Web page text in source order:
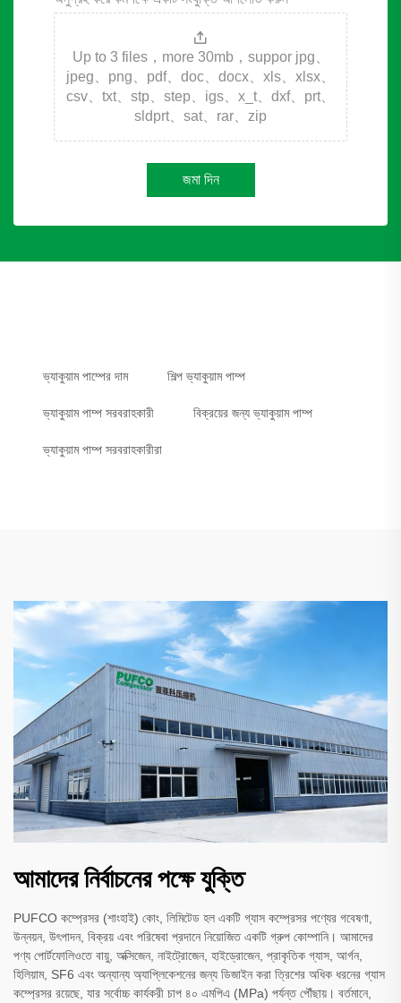
Up to 3 files，more 30mb，suppor jpg、
jpeg、png、pdf、doc、docx、xls、xlsx、
csv、txt、stp、step、igs、x_t、dxf、prt、
sldprt、sat、rar、zip
জমা দিন
ভ্যাকুয়াম পাম্পের দাম শিল্প ভ্যাকুয়াম পাম্প
ভ্যাকুয়াম পাম্প সরবরাহকারী বিক্রয়ের জন্য ভ্যাকুয়াম পাম্প
ভ্যাকুয়াম পাম্প সরবরাহকারীরা
আমাদের নির্বাচনের পক্ষে যুক্তি
PUFCO কম্প্রেসর (শাংহাই) কোং, লিমিটেড হল একটি গ্যাস কম্প্রেসর পণ্যের গবেষণা,
উন্নয়ন, উৎপাদন, বিক্রয় এবং পরিষেবা প্রদানে নিয়োজিত একটি গ্রুপ কোম্পানি। আমাদের
পণ্য পোর্টফোলিওতে বায়ু, অক্সিজেন, নাইট্রোজেন, হাইড্রোজেন, প্রাকৃতিক গ্যাস, আর্গন,
হিলিয়াম, SF6 এবং অন্যান্য অ্যাপ্লিকেশনের জন্য ডিজাইন করা ত্রিশের অধিক ধরনের গ্যাস
কম্প্রেসর রয়েছে, যার সর্বোচ্চ কার্যকরী চাপ ৪০ এমপিএ (MPa) পর্যন্ত পৌঁছায়। বর্তমানে,